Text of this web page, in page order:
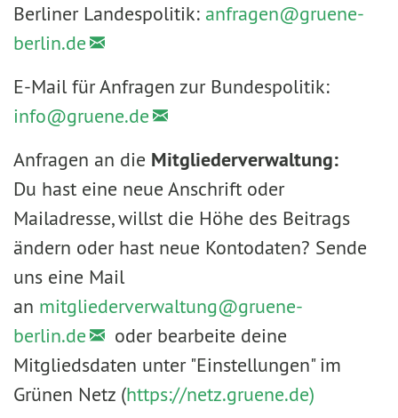
Berliner Landespolitik: anfragen@gruene-
berlin.de
E-Mail für Anfragen zur Bundespolitik:
info@gruene.de
Anfragen an die Mitgliederverwaltung:
Du hast eine neue Anschrift oder
Mailadresse, willst die Höhe des Beitrags
ändern oder hast neue Kontodaten? Sende
uns eine Mail
an mitgliederverwaltung@gruene-
berlin.de
oder bearbeite deine
Mitgliedsdaten unter "Einstellungen" im
Grünen Netz (https://netz.gruene.de)